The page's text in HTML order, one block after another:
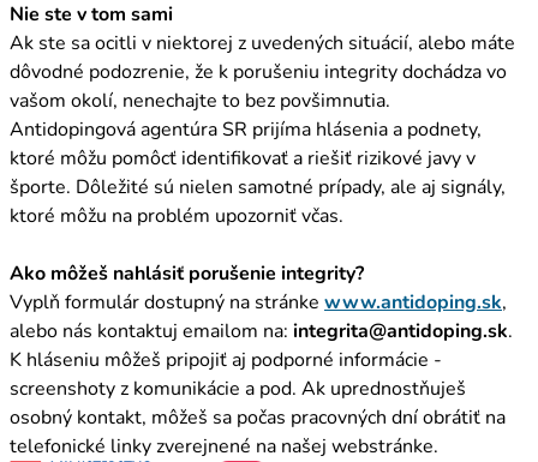
Nie ste v tom sami
Ak ste sa ocitli v niektorej z uvedených situácií, alebo máte
dôvodné podozrenie, že k porušeniu integrity dochádza vo
vašom okolí, nenechajte to bez povšimnutia.
Antidopingová agentúra SR prijíma hlásenia a podnety,
ktoré môžu pomôcť identifikovať a riešiť rizikové javy v
športe. Dôležité sú nielen samotné prípady, ale aj signály,
ktoré môžu na problém upozorniť včas.
Ako môžeš nahlásiť porušenie integrity?
Vyplň formulár dostupný na stránke www.antidoping.sk,
alebo nás kontaktuj emailom na: integrita@antidoping.sk.
K hláseniu môžeš pripojiť aj podporné informácie -
screenshoty z komunikácie a pod. Ak uprednostňuješ
osobný kontakt, môžeš sa počas pracovných dní obrátiť na
telefonické linky zverejnené na našej webstránke.